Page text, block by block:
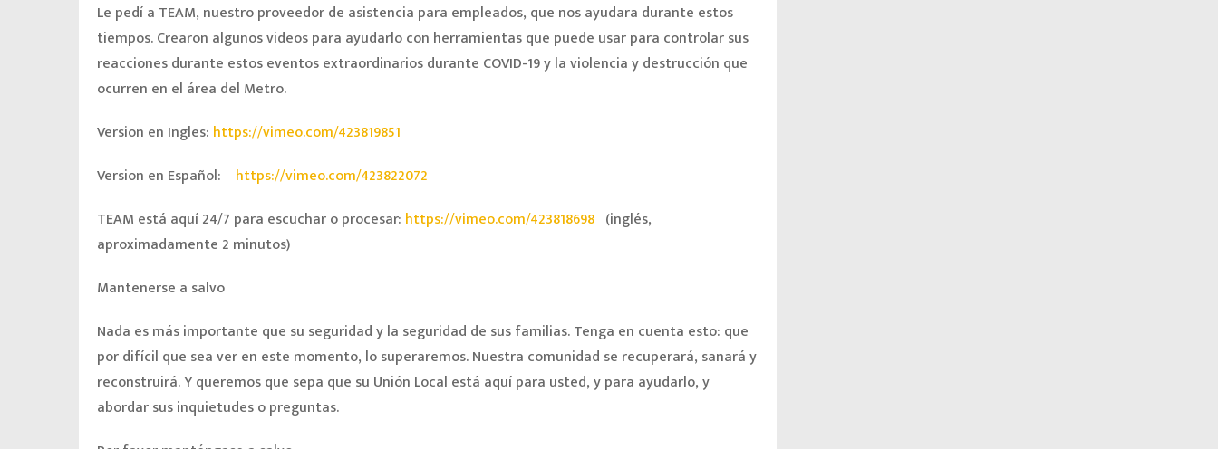
Le pedí a TEAM, nuestro proveedor de asistencia para empleados, que nos ayudara durante estos
tiempos. Crearon algunos videos para ayudarlo con herramientas que puede usar para controlar sus
reacciones durante estos eventos extraordinarios durante COVID-19 y la violencia y destrucción que
ocurren en el área del Metro.
Version en Ingles: https://vimeo.com/423819851
Version en Español: https://vimeo.com/423822072
TEAM está aquí 24/7 para escuchar o procesar: https://vimeo.com/423818698 (inglés,
aproximadamente 2 minutos)
Mantenerse a salvo
Nada es más importante que su seguridad y la seguridad de sus familias. Tenga en cuenta esto: que
por difícil que sea ver en este momento, lo superaremos. Nuestra comunidad se recuperará, sanará y
reconstruirá. Y queremos que sepa que su Unión Local está aquí para usted, y para ayudarlo, y
abordar sus inquietudes o preguntas.